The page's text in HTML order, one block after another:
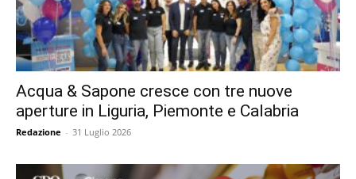
Acqua & Sapone cresce con tre nuove
aperture in Liguria, Piemonte e Calabria
Redazione - 31 Luglio 2026